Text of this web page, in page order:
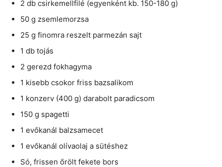
2 db csirkemellfilé (egyenként kb. 150-180 g)
50 g zsemlemorzsa
25 g finomra reszelt parmezán sajt
1 db tojás
2 gerezd fokhagyma
1 kisebb csokor friss bazsalikom
1 konzerv (400 g) darabolt paradicsom
150 g spagetti
1 evőkanál balzsamecet
1 evőkanál olívaolaj a sütéshez
Só, frissen őrölt fekete bors